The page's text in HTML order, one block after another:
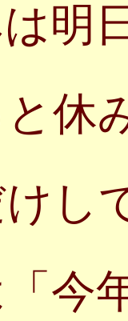
明
休
し
今